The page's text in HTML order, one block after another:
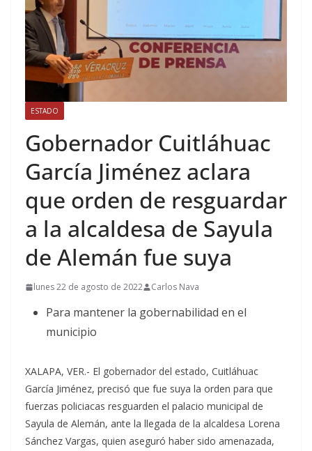
ESTADO
Gobernador Cuitláhuac
García Jiménez aclara
que orden de resguardar
a la alcaldesa de Sayula
de Alemán fue suya
lunes 22 de agosto de 2022 Carlos Nava
Para mantener la gobernabilidad en el
municipio
XALAPA, VER.- El gobernador del estado, Cuitláhuac
García Jiménez, precisó que fue suya la orden para que
fuerzas policiacas resguarden el palacio municipal de
Sayula de Alemán, ante la llegada de la alcaldesa Lorena
Sánchez Vargas, quien aseguró haber sido amenazada,